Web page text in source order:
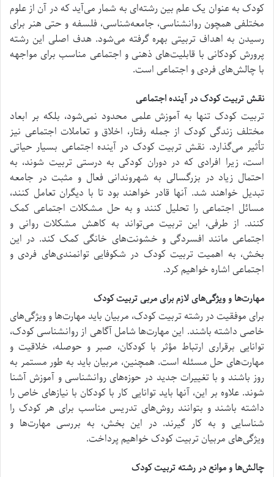
کودک به عنوان یک علم بین رشته‌ای به شمار می‌آید که در آن از علوم
مختلفی همچون روانشناسی، جامعه‌شناسی، فلسفه و حتی هنر برای
رسیدن به اهداف تربیتی بهره گرفته می‌شود. هدف اصلی این رشته
پرورش کودکانی با قابلیت‌های ذهنی و اجتماعی مناسب برای مواجهه
با چالش‌های فردی و اجتماعی است.
نقش تربیت کودک در آینده اجتماعی
تربیت کودک تنها به آموزش علمی محدود نمی‌شود، بلکه بر ابعاد
مختلف زندگی کودک از جمله رفتار، اخلاق و تعاملات اجتماعی نیز
تأثیر می‌گذارد. نقش تربیت کودک در آینده اجتماعی بسیار حیاتی
است، زیرا افرادی که در دوران کودکی به درستی تربیت شوند، به
احتمال زیاد در بزرگسالی به شهروندانی فعال و مثبت در جامعه
تبدیل خواهند شد. آنها قادر خواهند بود تا با دیگران تعامل کنند،
مسائل اجتماعی را تحلیل کنند و به حل مشکلات اجتماعی کمک
کنند. از طرفی، این تربیت می‌تواند به کاهش مشکلات روانی و
اجتماعی مانند افسردگی و خشونت‌های خانگی کمک کند. در این
بخش، به اهمیت تربیت کودک در شکوفایی توانمندی‌های فردی و
اجتماعی اشاره خواهیم کرد.
مهارت‌ها و ویژگی‌های لازم برای مربی تربیت کودک
برای موفقیت در رشته تربیت کودک، مربیان باید مهارت‌ها و ویژگی‌های
خاصی داشته باشند. این مهارت‌ها شامل آگاهی از روانشناسی کودک،
توانایی برقراری ارتباط مؤثر با کودکان، صبر و حوصله، خلاقیت و
مهارت‌های حل مسئله است. همچنین، مربیان باید به طور مستمر به
روز باشند و با تغییرات جدید در حوزه‌های روانشناسی و آموزش آشنا
شوند. علاوه بر این، آنها باید توانایی کار با کودکان با نیازهای خاص را
داشته باشند و بتوانند روش‌های تدریس مناسب برای هر کودک را
شناسایی و به کار گیرند. در این بخش، به بررسی مهارت‌ها و
ویژگی‌های مربیان تربیت کودک خواهیم پرداخت.
چالش‌ها و موانع در رشته تربیت کودک